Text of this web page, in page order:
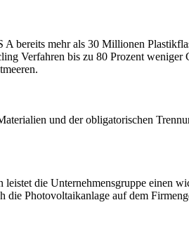
A bereits mehr als 30 Millionen
Verfahren bis zu 80 Prozent
und der obligatorischen
die Unternehmensgruppe einen
die Photovoltaikanlage auf dem